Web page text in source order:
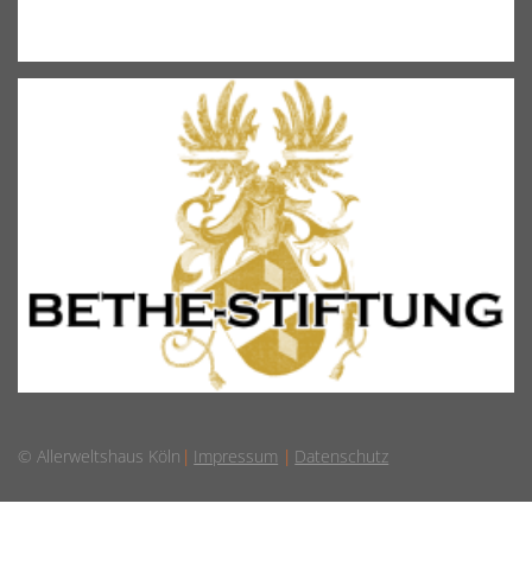
© Allerweltshaus Köln Impressum Datenschutz